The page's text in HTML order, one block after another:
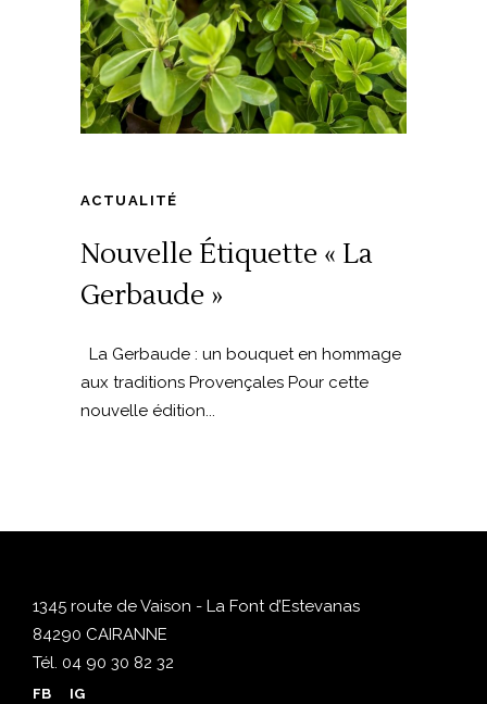
ACTUALITÉ
Nouvelle Étiquette « La
Gerbaude »
La Gerbaude : un bouquet en hommage
aux traditions Provençales Pour cette
nouvelle édition...
1345 route de Vaison - La Font d’Estevanas
84290 CAIRANNE
Tél. 04 90 30 82 32
FB IG